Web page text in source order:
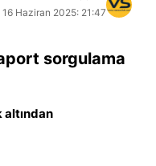
16 Haziran 2025: 21:47
sorgulama
altından